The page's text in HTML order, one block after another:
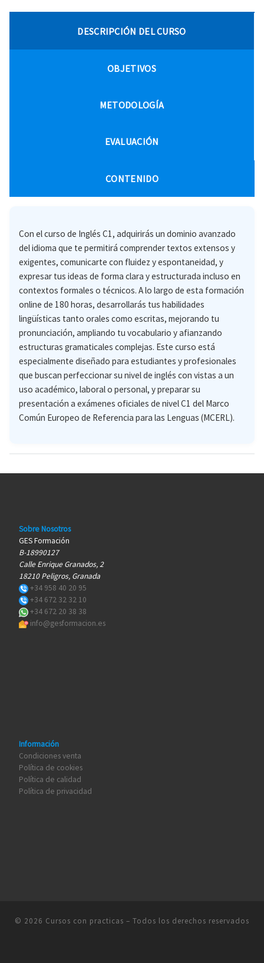
DESCRIPCIÓN DEL CURSO
OBJETIVOS
METODOLOGÍA
EVALUACIÓN
CONTENIDO
Con el curso de Inglés C1, adquirirás un dominio avanzado
del idioma que te permitirá comprender textos extensos y
exigentes, comunicarte con fluidez y espontaneidad, y
expresar tus ideas de forma clara y estructurada incluso en
contextos formales o técnicos. A lo largo de esta formación
online de 180 horas, desarrollarás tus habilidades
lingüísticas tanto orales como escritas, mejorando tu
pronunciación, ampliando tu vocabulario y afianzando
estructuras gramaticales complejas. Este curso está
especialmente diseñado para estudiantes y profesionales
que buscan perfeccionar su nivel de inglés con vistas a un
uso académico, laboral o personal, y preparar su
presentación a exámenes oficiales de nivel C1 del Marco
Común Europeo de Referencia para las Lenguas (MCERL).
Sobre Nosotros
GES Formación
B-18990127
Calle Enrique Granados, 2
18210 Peligros, Granada
+34 958 40 20 95
+34 672 32 32 10
+34 672 20 38 38
info@gesformacion.es
Información
Condiciones venta
Política de cookies
Política de calidad
Política de privacidad
© 2026 Cursos con practicas – Todos los derechos reservados